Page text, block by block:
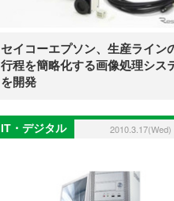
セイコーエプソン、生産ライン
行程を簡略化する画像処理シス
を開発
IT・デジタル 2010.3.17(Wed)